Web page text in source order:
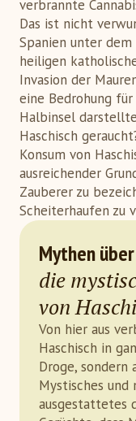
verbrannte
Das ist nicht
Spanien unter dem
heiligen
Invasion der
eine Bedrohung
Halbinsel
Haschisch
Konsum von
ausreichender
Zauberer zu
Scheiterhaufen zu
Mythen über
die
von
Von hier aus
Haschisch in
Droge, sondern
Mystisches
ausgestattetes